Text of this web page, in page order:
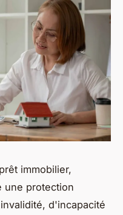
immobilier,
une protection
d'incapacité